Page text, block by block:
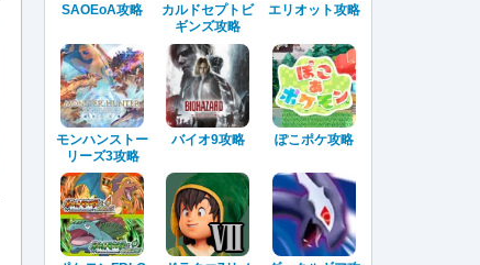
SAOEoA攻略
カルドセプトビ
ギンズ攻略
エリオット攻略
モンハンストー
リーズ3攻略
バイオ9攻略 ぽこポケ攻略